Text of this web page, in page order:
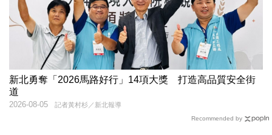
新北勇奪「2026馬路好行」14項大獎 打造高品質安全街
道
記者黃村杉／新北報導
2026-08-05
Recommended by